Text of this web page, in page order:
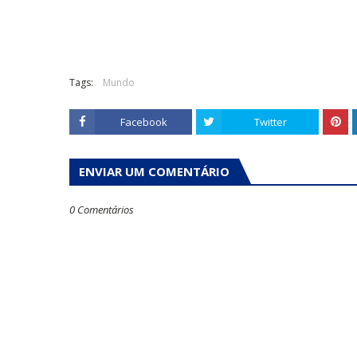
Tags: Mundo
Facebook Twitter
ENVIAR UM COMENTÁRIO
0 Comentários